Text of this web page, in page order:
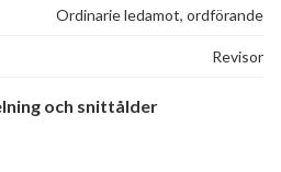
Ordinarie ledamot, ordförande
Revisor
och snittålder